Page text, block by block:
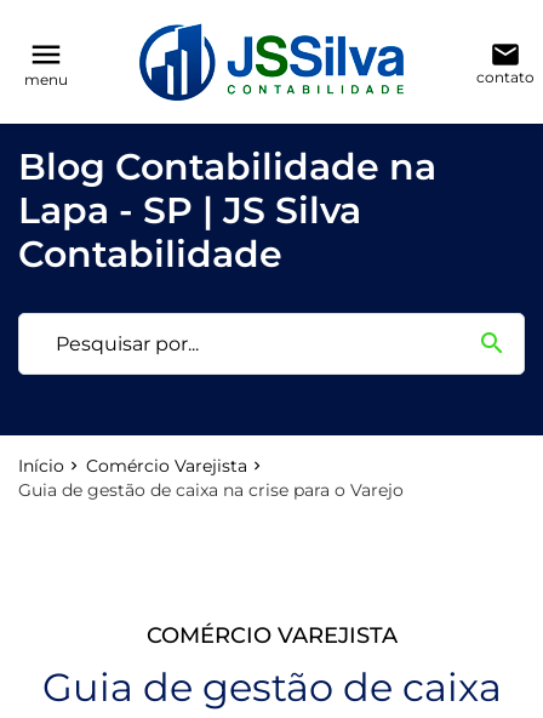
menu
menu
email
contato
Blog Contabilidade na
Lapa - SP | JS Silva
Contabilidade
search
Início
Comércio Varejista
Guia de gestão de caixa na crise para o Varejo
reply NAVEGAÇÃO
home Voltar ao site
Blog
Contabilidade
reply FALE CONOSCO
location_on Rua Antônio Raposo, 186, conjunto 123
Deixe sua Mensagem
COMÉRCIO VAREJISTA
Guia de gestão de caixa